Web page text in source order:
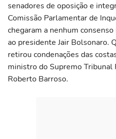
senadores de oposição e
Comissão Parlamentar de
chegaram a nenhum
ao presidente Jair Bolsonaro.
retirou condenações das
ministro do Supremo Tribunal
Roberto Barroso.